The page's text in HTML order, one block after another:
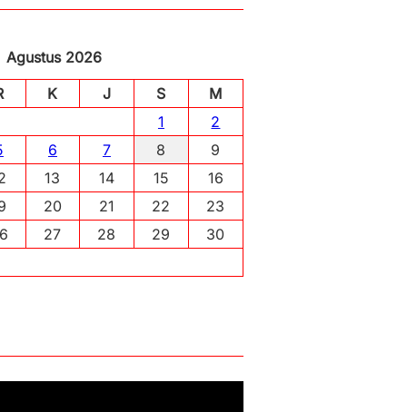
Agustus 2026
K J S
M
1
2
6 7 8
9
13 14 15
16
20 21 22
23
27 28 29
30